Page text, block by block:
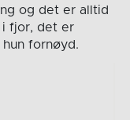
og det er alltid
fjor, det er
fornøyd.